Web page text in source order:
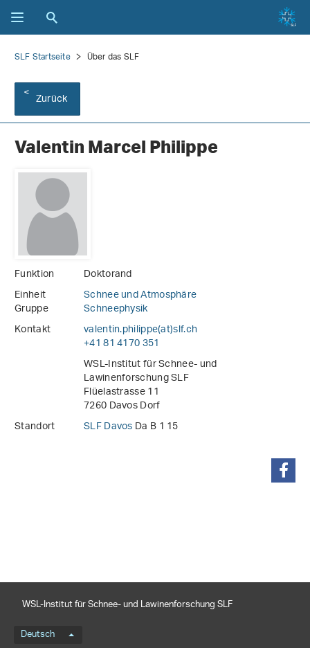
SLF Startseite Über das SLF
Zurück
Valentin Marcel Philippe
Funktion
Doktorand
Einheit
Schnee und Atmosphäre
Gruppe
Schneephysik
Kontakt
valentin.philippe(at)slf.ch
+41 81 4170 351
WSL-Institut für Schnee- und
Lawinenforschung SLF
Flüelastrasse 11
7260 Davos Dorf
Standort
SLF DavosDa B 1 15
WSL-Institut für Schnee- und Lawinenforschung SLF
Sprachmenü
Deutsch